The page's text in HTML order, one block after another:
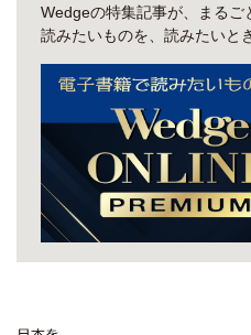
Wedgeの特集記事が、まるご
読みたいものを、読みたいと